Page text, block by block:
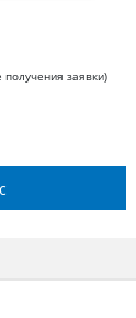
получения заявки)